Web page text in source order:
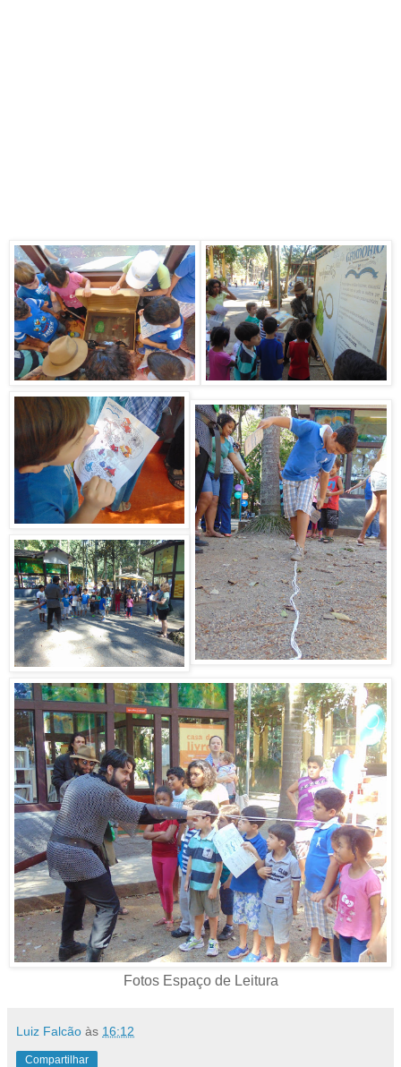
Fotos Espaço de Leitura
Luiz Falcão às 16:12
Compartilhar